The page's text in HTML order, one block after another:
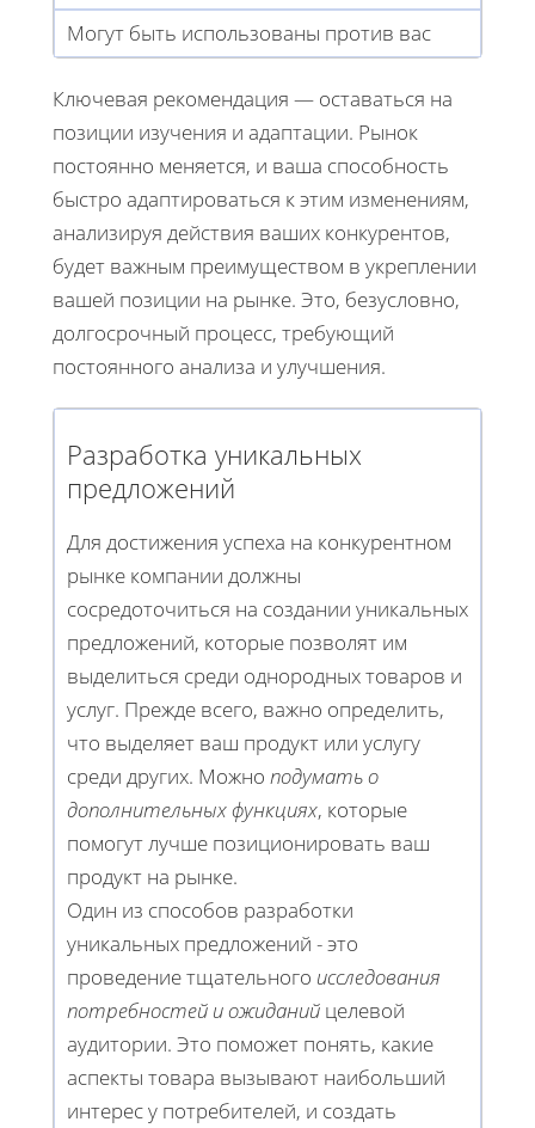
Могут быть использованы против вас
Ключевая рекомендация — оставаться на
позиции изучения и адаптации. Рынок
постоянно меняется, и ваша способность
быстро адаптироваться к этим изменениям,
анализируя действия ваших конкурентов,
будет важным преимуществом в укреплении
вашей позиции на рынке. Это, безусловно,
долгосрочный процесс, требующий
постоянного анализа и улучшения.
Разработка уникальных
предложений
Для достижения успеха на конкурентном
рынке компании должны
сосредоточиться на создании уникальных
предложений, которые позволят им
выделиться среди однородных товаров и
услуг. Прежде всего, важно определить,
что выделяет ваш продукт или услугу
среди других. Можно подумать о
дополнительных функциях, которые
помогут лучше позиционировать ваш
продукт на рынке.
Один из способов разработки
уникальных предложений - это
проведение тщательного исследования
потребностей и ожиданий целевой
аудитории. Это поможет понять, какие
аспекты товара вызывают наибольший
интерес у потребителей, и создать